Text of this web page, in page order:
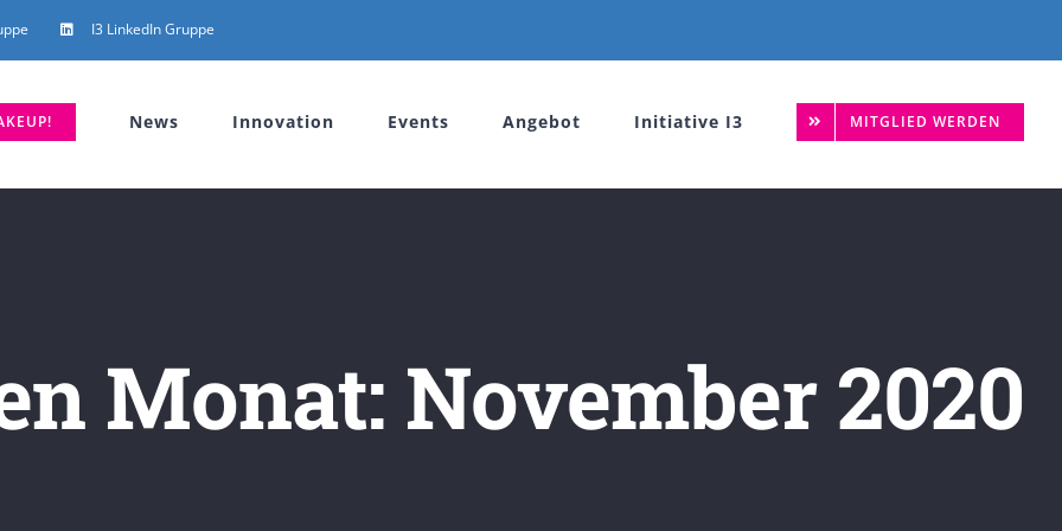
I3 LinkedIn Gruppe
News Innovation Events Angebot Initiative I3 MITGLIED WERDEN
Monat: November 2020